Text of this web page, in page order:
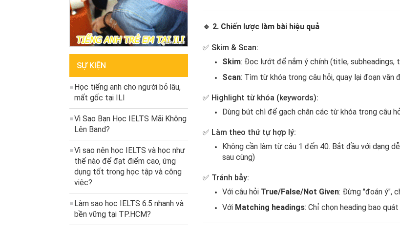
SỰ KIỆN
Học tiếng anh cho người bỏ lâu,
mất gốc tại ILI
Vì Sao Bạn Học IELTS Mãi Không
Lên Band?
Vì sao nên học IELTS và học như
thế nào để đạt điểm cao, ứng
dụng tốt trong học tập và công
việc?
Làm sao học IELTS 6.5 nhanh và
bền vững tại TP.HCM?
🔹 2. Chiến lược làm bài hiệu quả
✅ Skim & Scan:
Skim: Đọc lướt để nắm ý chính (title, subheadings,
Scan: Tìm từ khóa trong câu hỏi, quay lại đoạn văn
✅ Highlight từ khóa (keywords):
Dùng bút chì để gạch chân các từ khóa trong câu
✅ Làm theo thứ tự hợp lý:
Không cần làm từ câu 1 đến 40. Bắt đầu với dạng
sau cùng)
✅ Tránh bẫy:
Với câu hỏi True/False/Not Given: Đừng "đoán ý",
Với Matching headings: Chỉ chọn heading bao